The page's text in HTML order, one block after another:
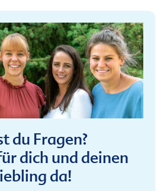
du Fragen?
dich und deinen
da!